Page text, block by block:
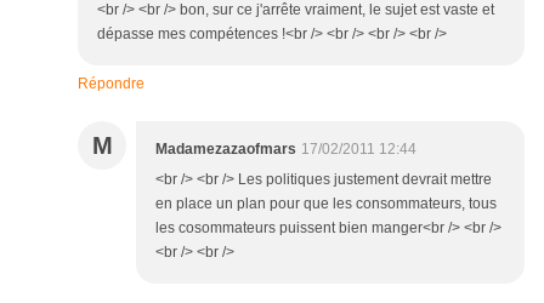
<br /> <br /> bon, sur ce j'arrête vraiment, le sujet est vaste et
dépasse mes compétences !<br /> <br /> <br /> <br />
Répondre
M Madamezazaofmars 17/02/2011 12:44
<br /> <br /> Les politiques justement devrait mettre
en place un plan pour que les consommateurs, tous
les cosommateurs puissent bien manger<br /> <br />
<br /> <br />